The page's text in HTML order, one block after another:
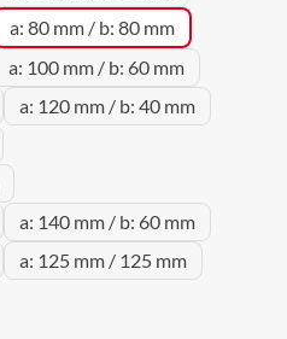
a: 80 mm / b: 80 mm
a: 100 mm / b: 60 mm
a: 120 mm / b: 40 mm
a: 140 mm / b: 60 mm
a: 125 mm / 125 mm